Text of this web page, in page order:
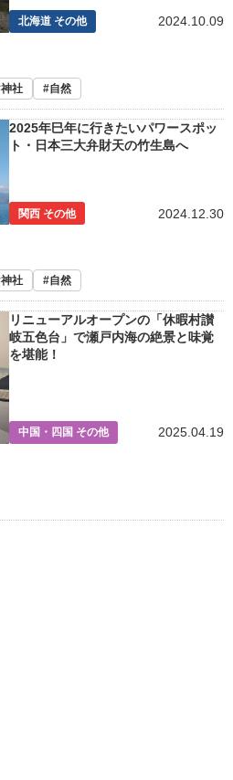
北海道 その他 2024.10.09
神社 自然
2025年巳年に行きたいパワースポッ
ト・日本三大弁財天の竹生島へ
関西 その他 2024.12.30
神社 自然
リニューアルオープンの「休暇村讃
岐五色台」で瀬戸内海の絶景と味覚
を堪能！
中国・四国 その他 2025.04.19